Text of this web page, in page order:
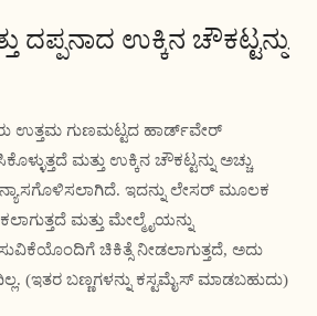
ದಪ್ಪನಾದ ಉಕ್ಕಿನ ಚೌಕಟ್ಟನ್ನು
ಉತ್ತಮ ಗುಣಮಟ್ಟದ ಹಾರ್ಡ್‌ವೇರ್
ಮತ್ತು ಉಕ್ಕಿನ ಚೌಕಟ್ಟನ್ನು ಅಚ್ಚು
ಇದನ್ನು ಲೇಸರ್ ಮೂಲಕ
ಮತ್ತು ಮೇಲ್ಮೈಯನ್ನು
ಚಿಕಿತ್ಸೆ ನೀಡಲಾಗುತ್ತದೆ, ಅದು
(ಇತರ ಬಣ್ಣಗಳನ್ನು ಕಸ್ಟಮೈಸ್ ಮಾಡಬಹುದು)